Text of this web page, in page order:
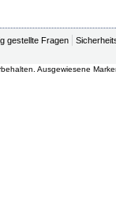
gestellte Fragen
Ausgewiesene